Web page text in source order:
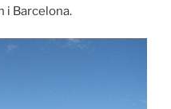
i Barcelona.